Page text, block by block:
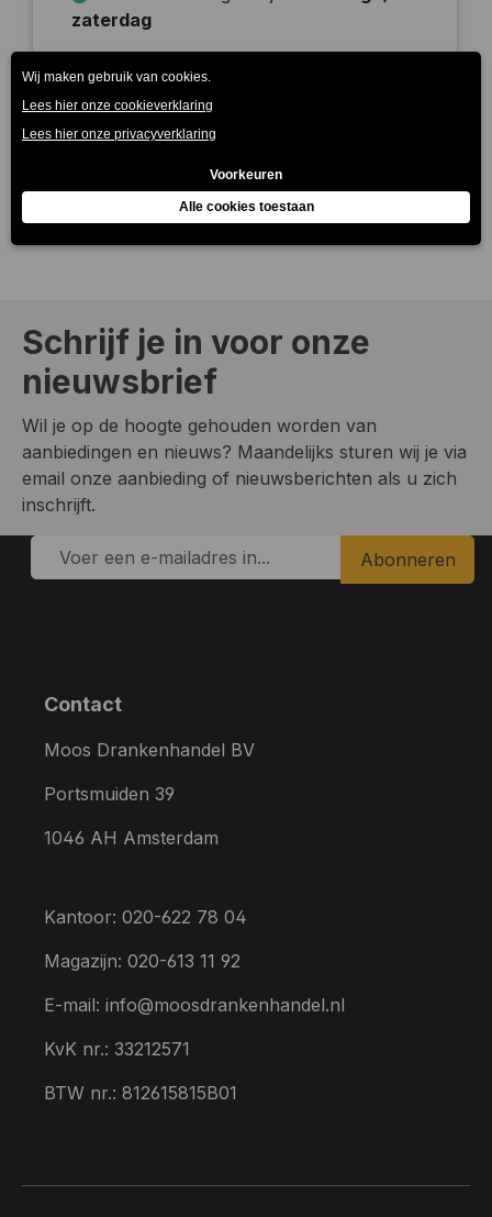
zaterdag
Beschrijving
gehopte India Pale Ale met een bloemig, fruitige
neus. Het bier heeft ee…Meer
Schrijf je in voor onze
nieuwsbrief
Wil je op de hoogte gehouden worden van
aanbiedingen en nieuws? Maandelijks sturen wij je via
email onze aanbieding of nieuwsberichten als u zich
inschrijft.
Abonneren
Contact
Moos Drankenhandel BV
Portsmuiden 39
1046 AH Amsterdam
Kantoor: 020-622 78 04
Magazijn: 020-613 11 92
E-mail: info@moosdrankenhandel.nl
KvK nr.: 33212571
BTW nr.: 812615815B01